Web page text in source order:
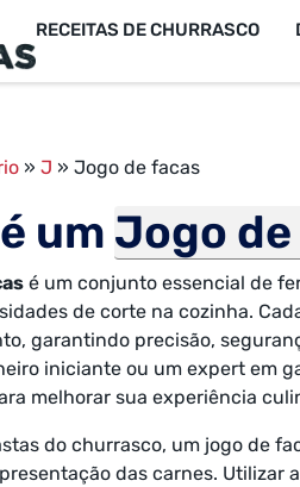
RECEITAS DE CHURRASCO
» J » Jogo de facas
um Jogo de
é um conjunto essencial de
de corte na cozinha.
garantindo precisão,
iniciante ou um expert em
melhorar sua experiência
do churrasco, um jogo de
das carnes. Utilizar